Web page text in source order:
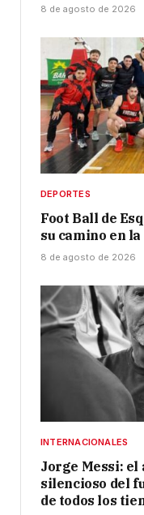
8 de agosto de 2026
DEPORTES
Foot Ball de
su camino en
8 de agosto de 2026
INTERNACIONALES
Jorge Messi:
silencioso del
de todos los